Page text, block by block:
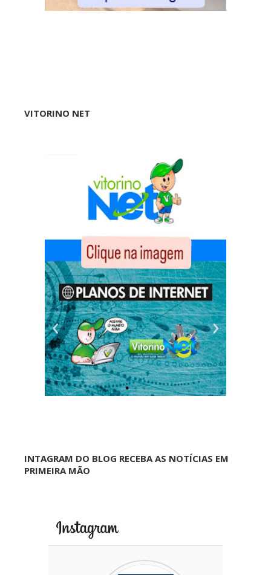
VITORINO NET
INTAGRAM DO BLOG RECEBA AS NOTÍCIAS EM
PRIMEIRA MÃO